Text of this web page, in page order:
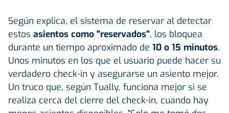
Según explica, el sistema de reservar al detectar
estos asientos como "reservados", los bloquea
durante un tiempo aproximado de 10 o 15 minutos.
Unos minutos en los que el usuario puede hacer su
verdadero check-in y asegurarse un asiento mejor.
Un truco que, según Tually, funciona mejor si se
realiza cerca del cierre del check-in, cuando hay